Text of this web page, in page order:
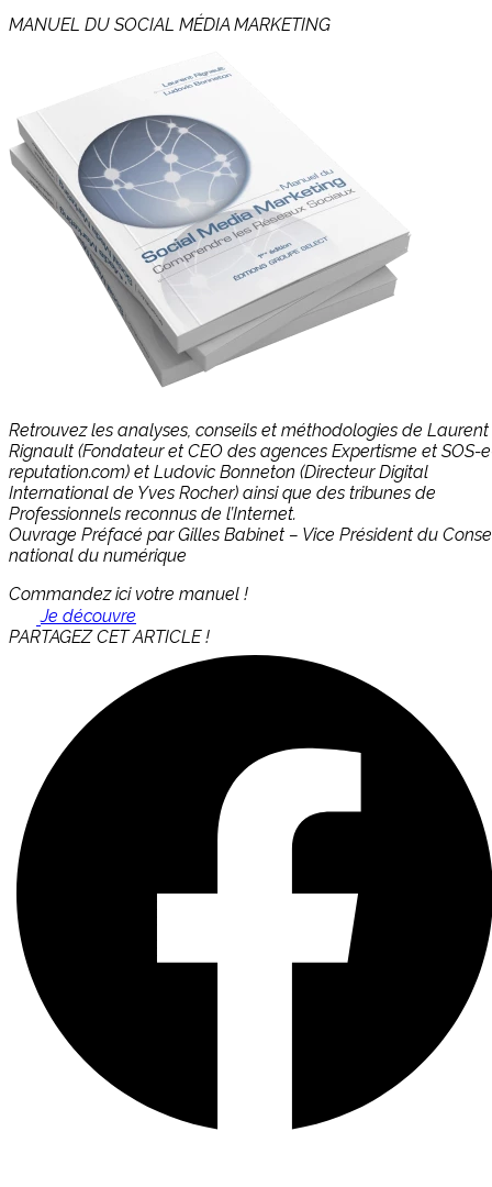
MANUEL DU SOCIAL MÉDIA MARKETING
Retrouvez les analyses, conseils et méthodologies de Laurent
Rignault (Fondateur et CEO des agences Expertisme et SOS-
reputation.com) et Ludovic Bonneton (Directeur Digital
International de Yves Rocher) ainsi que des tribunes de
Professionnels reconnus de l’Internet.
Ouvrage Préfacé par Gilles Babinet – Vice Président du
national du numérique
Commandez ici votre manuel !
Je découvre
PARTAGEZ CET ARTICLE !